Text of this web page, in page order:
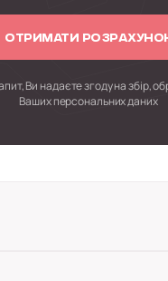
ОТРИМАТИ
Ви надаєте згоду на збір,
Ваших персональних даних